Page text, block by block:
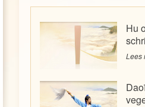
Hu
Lees